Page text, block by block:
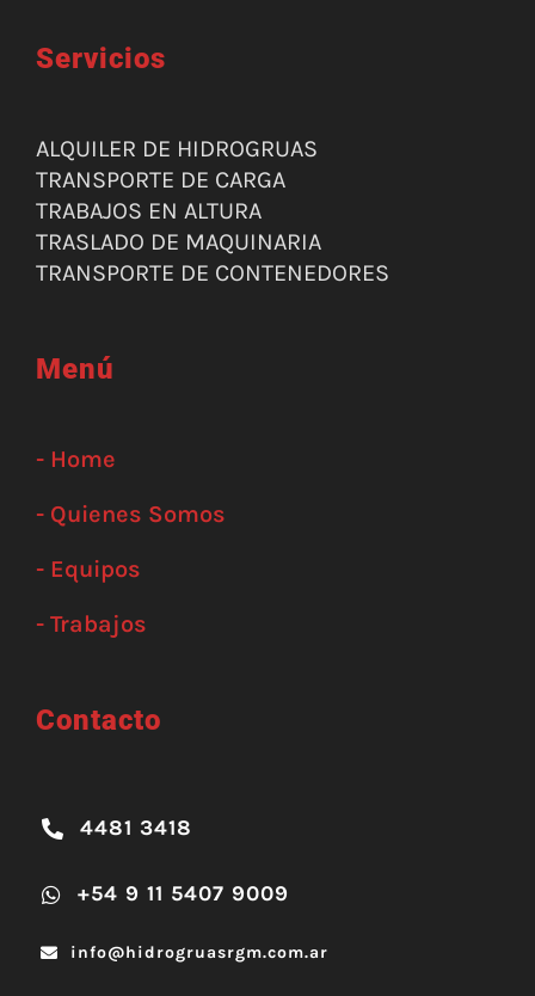
Servicios
ALQUILER DE HIDROGRUAS
TRANSPORTE DE CARGA
TRABAJOS EN ALTURA
TRASLADO DE MAQUINARIA
TRANSPORTE DE CONTENEDORES
Menú
- Home
- Quienes Somos
- Equipos
- Trabajos
Contacto
4481 3418
+54 9 11 5407 9009
info@hidrogruasrgm.com.ar